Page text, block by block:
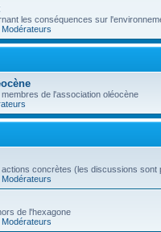
les conséquences sur
Modérateurs
de l'association oléocène
concrètes (les discussions
Modérateurs
de l'hexagone
Modérateurs